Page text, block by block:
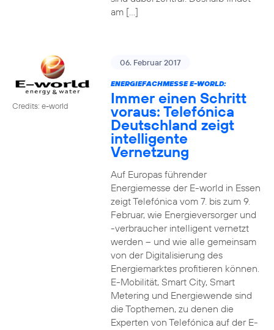
am […]
Credits: e-world
06. Februar 2017
ENERGIEFACHMESSE E-WORLD:
Immer einen Schritt
voraus: Telefónica
Deutschland zeigt
intelligente
Vernetzung
Auf Europas führender
Energiemesse der E-world in Essen
zeigt Telefónica vom 7. bis zum 9.
Februar, wie Energieversorger und
-verbraucher intelligent vernetzt
werden – und wie alle gemeinsam
von der Digitalisierung des
Energiemarktes profitieren können.
E-Mobilität, Smart City, Smart
Metering und Energiewende sind
die Topthemen, zu denen die
Experten von Telefónica auf der E-